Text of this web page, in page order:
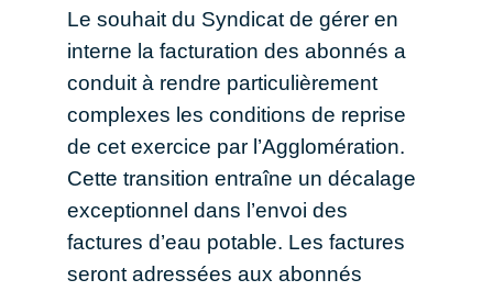
Le souhait du Syndicat de gérer en
interne la facturation des abonnés a
conduit à rendre particulièrement
complexes les conditions de reprise
de cet exercice par l’Agglomération.
Cette transition entraîne un décalage
exceptionnel dans l’envoi des
factures d’eau potable. Les factures
seront adressées aux abonnés